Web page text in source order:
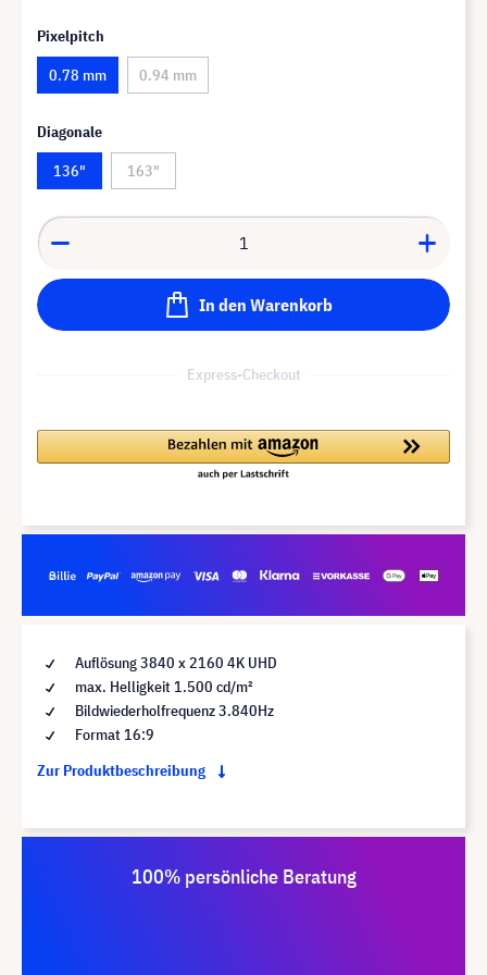
Pixelpitch
0.78 mm
0.94 mm
Diagonale
136"
163"
In den Warenkorb
Express-Checkout
Auflösung 3840 x 2160 4K UHD
max. Helligkeit 1.500 cd/m²
Bildwiederholfrequenz 3.840Hz
Format 16:9
Zur Produktbeschreibung
100% persönliche Beratung